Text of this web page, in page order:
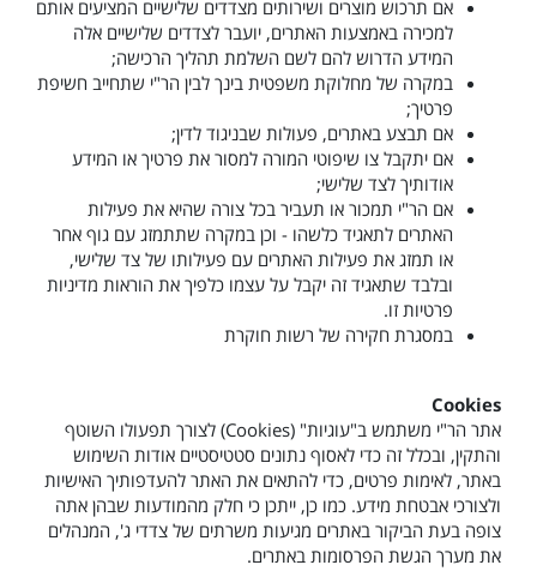
אם תרכוש מוצרים ושירותים מצדדים שלישיים המציעים אותם
למכירה באמצעות האתרים, יועבר לצדדים שלישיים אלה
המידע הדרוש להם לשם השלמת תהליך הרכישה;
במקרה של מחלוקת משפטית בינך לבין הר"י שתחייב חשיפת
פרטיך;
אם תבצע באתרים, פעולות שבניגוד לדין;
אם יתקבל צו שיפוטי המורה למסור את פרטיך או המידע
אודותיך לצד שלישי;
אם הר"י תמכור או תעביר בכל צורה שהיא את פעילות
האתרים לתאגיד כלשהו - וכן במקרה שתתמזג עם גוף אחר
או תמזג את פעילות האתרים עם פעילותו של צד שלישי,
ובלבד שתאגיד זה יקבל על עצמו כלפיך את הוראות מדיניות
פרטיות זו.
במסגרת חקירה של רשות חוקרת
Cookies
אתר הר"י משתמש ב"עוגיות" (Cookies) לצורך תפעולו השוטף
והתקין, ובכלל זה כדי לאסוף נתונים סטטיסטיים אודות השימוש
באתר, לאימות פרטים, כדי להתאים את האתר להעדפותיך האישיות
ולצורכי אבטחת מידע. כמו כן, ייתכן כי חלק מהמודעות שבהן אתה
צופה בעת הביקור באתרים מגיעות משרתים של צדדי ג', המנהלים
את מערך הגשת הפרסומות באתרים.